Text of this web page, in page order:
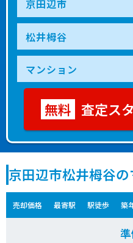
査定ス
京田辺市松井栂谷
売却価格 最寄駅 駅徒歩 築